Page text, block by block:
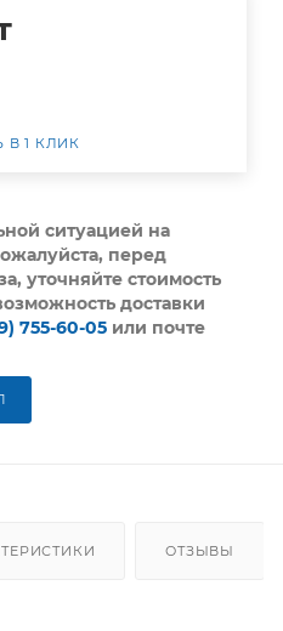
В 1 КЛИК
ситуацией на
перед
уточняйте стоимость
доставки
755-60-05 или почте
ОТЗЫВЫ